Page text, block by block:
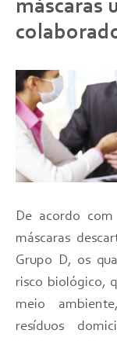
máscaras
De acordo com
máscaras
Grupo D, os
risco biológico,
meio
resíduos